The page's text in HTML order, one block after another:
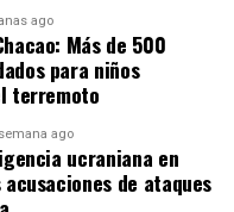
ago
Más de 500
para niños
terremoto
ago
ucraniana en
de ataques